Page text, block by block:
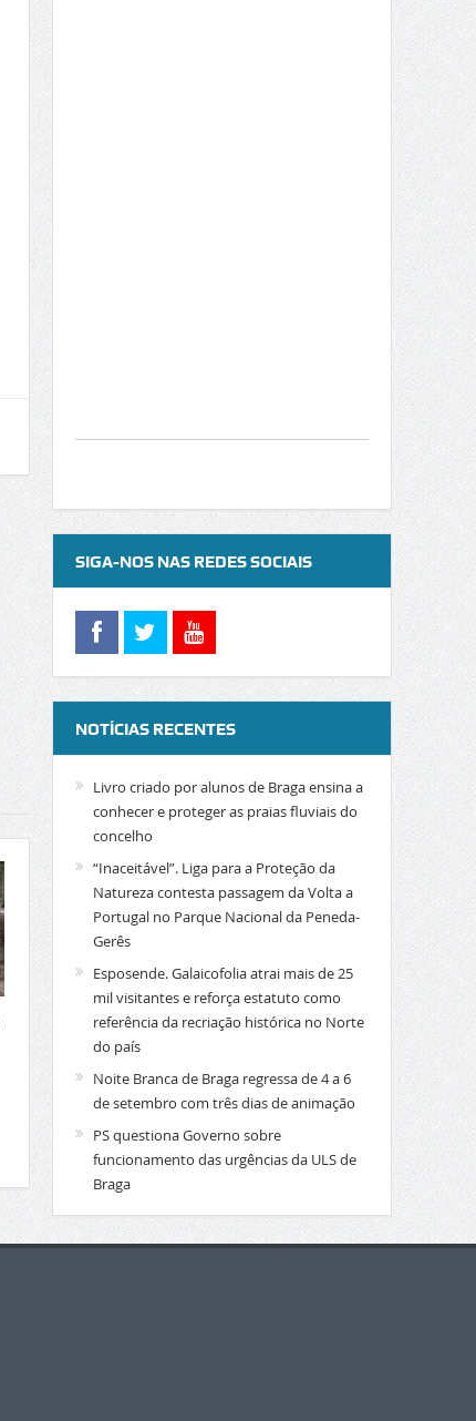
SIGA-NOS NAS REDES SOCIAIS
NOTÍCIAS RECENTES
Livro criado por alunos de Braga ensina a
conhecer e proteger as praias fluviais do
concelho
“Inaceitável”. Liga para a Proteção da
Natureza contesta passagem da Volta a
Portugal no Parque Nacional da Peneda-
Gerês
Esposende. Galaicofolia atrai mais de 25
mil visitantes e reforça estatuto como
referência da recriação histórica no Norte
do país
Noite Branca de Braga regressa de 4 a 6
de setembro com três dias de animação
PS questiona Governo sobre
funcionamento das urgências da ULS de
Braga